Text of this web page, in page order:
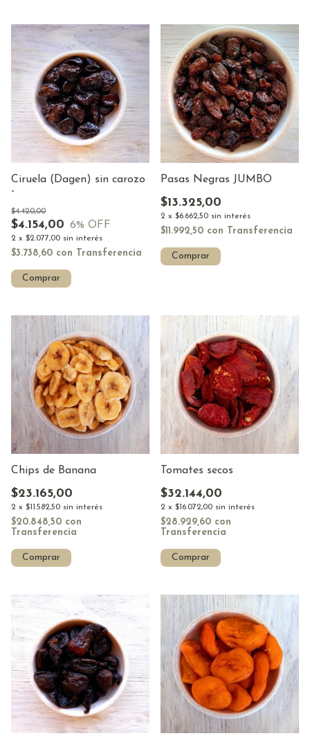
Ciruela (Dagen) sin carozo
-
$4.154,00
$4.420,00
6% OFF
2 x $2.077,00 sin interés
$3.738,60 con Transferencia
Comprar
Pasas Negras JUMBO
$13.325,00
2 x $6.662,50 sin interés
$11.992,50 con Transferencia
Comprar
Chips de Banana
$23.165,00
2 x $11.582,50 sin interés
$20.848,50 con
Transferencia
Comprar
Tomates secos
$32.144,00
2 x $16.072,00 sin interés
$28.929,60 con
Transferencia
Comprar